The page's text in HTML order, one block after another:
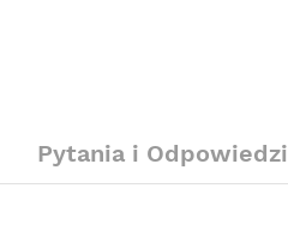
Pytania i Odpowiedzi